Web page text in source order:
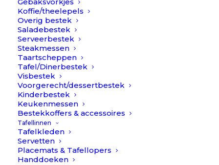
Koffie/theelepels
Overig bestek
Saladebestek
Serveerbestek
Steakmessen
Taartscheppen
Tafel/Dinerbestek
Visbestek
Voorgerecht/dessertbestek
Kinderbestek
Keukenmessen
Bestekkoffers & accessoires
Tafellinnen
Tafelkleden
Servetten
Placemats & Tafellopers
Handdoeken
Goa – Grijs/RVS – Bestekset
75-delig // Cutipol